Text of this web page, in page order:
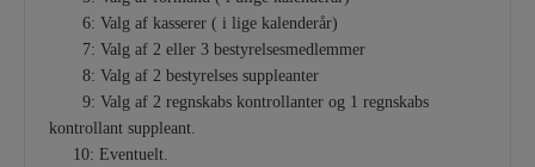
6: Valg af kasserer ( i lige kalenderår)
7: Valg af 2 eller 3 bestyrelsesmedlemmer
8: Valg af 2 bestyrelses suppleanter
9: Valg af 2 regnskabs kontrollanter og 1 regnskabs
kontrollant suppleant.
10: Eventuelt.